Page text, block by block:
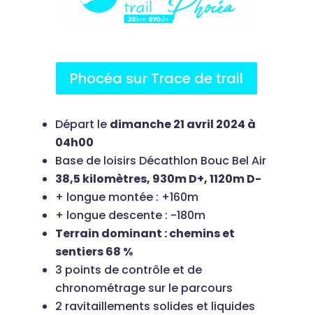
Phocéa sur Trace de trail
Départ le dimanche 21 avril 2024 à
04h00
Base de loisirs Décathlon Bouc Bel Air
38,5 kilomètres, 930m D+, 1120m D-
+ longue montée : +160m
+ longue descente : -180m
Terrain dominant : chemins et
sentiers 68 %
3 points de contrôle et de
chronométrage sur le parcours
2 ravitaillements solides et liquides